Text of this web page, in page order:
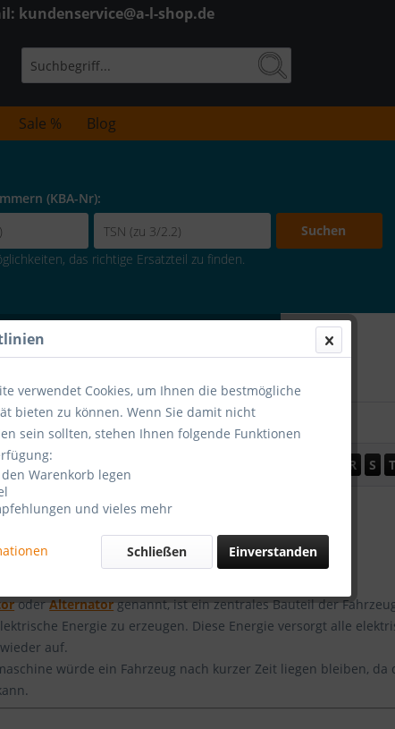
kundenservice@a-l-shop.de
Sale % Blog
(KBA-Nr):
Suchen
das richtige Ersatzteil zu finden.
B C R S T
/ Generator
oderAlternator genannt, ist ein zentrales Bauteil der
Energie zu erzeugen. Diese Energie versorgt alle
wieder auf.
würde ein Fahrzeug nach kurzer Zeit liegen bleiben, da
verwendet Cookies, um Ihnen die bestmögliche
bieten zu können. Wenn Sie damit nicht
sein sollten, stehen Ihnen folgende Funktionen
Warenkorb legen
und vieles mehr
Einverstanden
Schließen